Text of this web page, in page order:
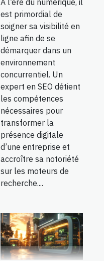
est primordial de
soigner sa visibilité en
ligne afin de se
démarquer dans un
environnement
concurrentiel. Un
expert en SEO détient
les compétences
nécessaires pour
transformer la
présence digitale
d’une entreprise et
accroître sa notoriété
sur les moteurs de
recherche....